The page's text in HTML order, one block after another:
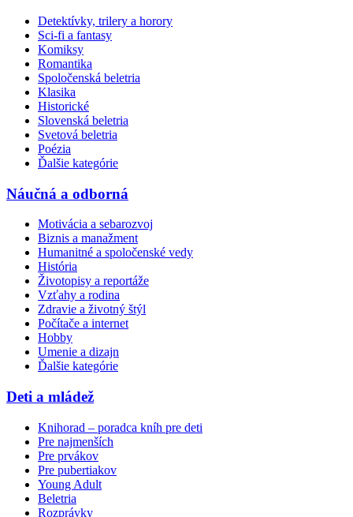
Detektívky, trilery a horory
Sci-fi a fantasy
Komiksy
Romantika
Spoločenská beletria
Klasika
Historické
Slovenská beletria
Svetová beletria
Poézia
Ďalšie kategórie
Náučná a odborná
Motivácia a sebarozvoj
Biznis a manažment
Humanitné a spoločenské vedy
História
Životopisy a reportáže
Vzťahy a rodina
Zdravie a životný štýl
Počítače a internet
Hobby
Umenie a dizajn
Ďalšie kategórie
Deti a mládež
Knihorad – poradca kníh pre deti
Pre najmenších
Pre prvákov
Pre pubertiakov
Young Adult
Beletria
Rozprávky